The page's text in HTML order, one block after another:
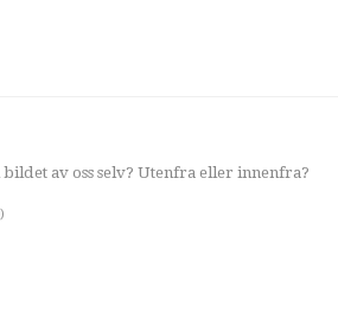
av oss selv? Utenfra eller innenfra?